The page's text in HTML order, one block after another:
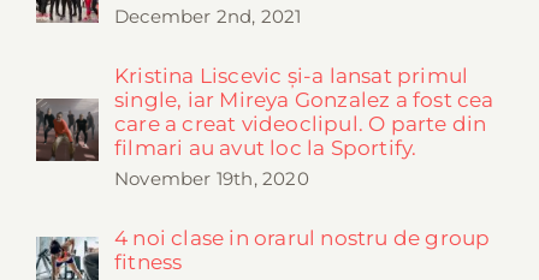
December 2nd, 2021
Kristina Liscevic și-a lansat primul
single, iar Mireya Gonzalez a fost cea
care a creat videoclipul. O parte din
filmari au avut loc la Sportify.
November 19th, 2020
4 noi clase in orarul nostru de group
fitness